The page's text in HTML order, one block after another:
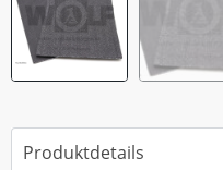
Produktdetails